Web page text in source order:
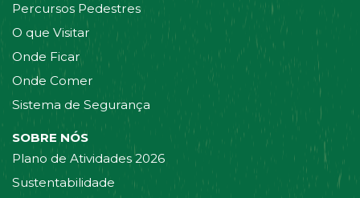
Percursos Pedestres
O que Visitar
Onde Ficar
Onde Comer
Sistema de Segurança
SOBRE NÓS
Plano de Atividades 2026
Sustentabilidade